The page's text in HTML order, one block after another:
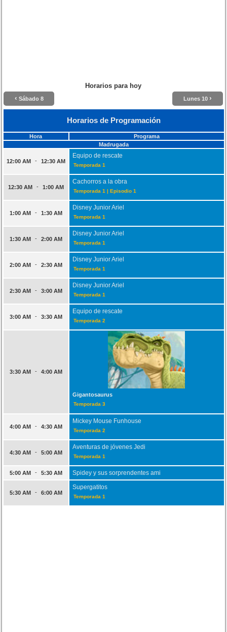
Horarios para hoy
‹ Sábado 8 Lunes 10 ›
Horarios de Programación
Hora
Programa
Madrugada
12:00 AM - 12:30 AM
Equipo de rescate
Temporada 1
12:30 AM - 1:00 AM
Cachorros a la obra
Temporada 1 | Episodio 1
1:00 AM - 1:30 AM
Disney Junior Ariel
Temporada 1
1:30 AM - 2:00 AM
Disney Junior Ariel
Temporada 1
2:00 AM - 2:30 AM
Disney Junior Ariel
Temporada 1
2:30 AM - 3:00 AM
Disney Junior Ariel
Temporada 1
3:00 AM - 3:30 AM
Equipo de rescate
Temporada 2
3:30 AM - 4:00 AM
Gigantosaurus
Temporada 3
4:00 AM - 4:30 AM
Mickey Mouse Funhouse
Temporada 2
4:30 AM - 5:00 AM
Aventuras de jóvenes Jedi
Temporada 1
5:00 AM - 5:30 AM Spidey y sus sorprendentes ami
5:30 AM - 6:00 AM
Supergatitos
Temporada 1